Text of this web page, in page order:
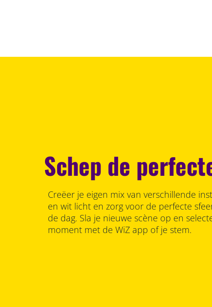
Schep de
Creëer je eigen mix van verschillende
en wit licht en zorg voor de perfecte
de dag. Sla je nieuwe scène op en
moment met de WiZ app of je stem.